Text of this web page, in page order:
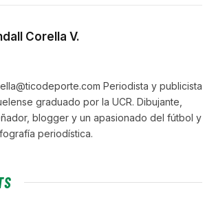
Corella V.
Periodista y publicista
graduado por la UCR. Dibujante,
blogger y un apasionado del fútbol y
periodística.